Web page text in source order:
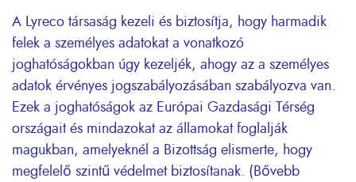
A Lyreco társaság kezeli és biztosítja, hogy harmadik
felek a személyes adatokat a vonatkozó
joghatóságokban úgy kezeljék, ahogy az a személyes
adatok érvényes jogszabályozásában szabályozva van.
Ezek a joghatóságok az Európai Gazdasági Térség
országait és mindazokat az államokat foglalják
magukban, amelyeknél a Bizottság elismerte, hogy
megfelelő szintű védelmet biztosítanak. (Bővebb